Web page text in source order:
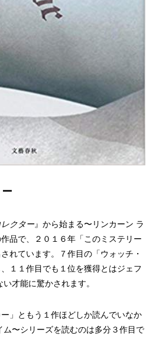
レクター』から始まる〜リンカーン ラ
品で、２０１６年「このミステリー
れています。７作目の「ウォッチ・
１１作目でも１位を獲得とはジェフ
才能に驚かされます。
」ともう１作ほどしか読んでいなか
ム〜シリーズを読むのは多分３作目で